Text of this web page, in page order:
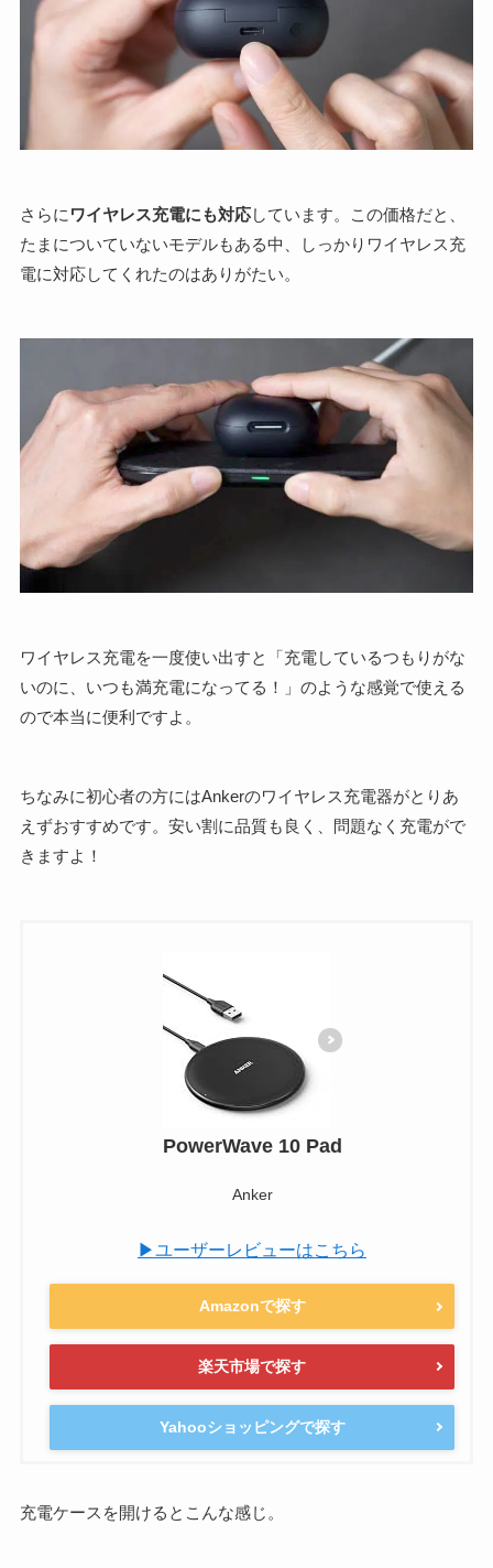
さらに ワイヤレス充電にも対応しています。この価格だと、
たまについていないモデルもある中、しっかりワイヤレス充
電に対応してくれたのはありがたい。
ワイヤレス充電を一度使い出すと「充電しているつもりがな
いのに、いつも満充電になってる！」のような感覚で使える
ので本当に便利ですよ。
ちなみに初心者の方にはAnkerのワイヤレス充電器がとりあ
えずおすすめです。安い割に品質も良く、問題なく充電がで
きますよ！
PowerWave 10 Pad
Anker
▶ユーザーレビューはこちら
Amazonで探す
楽天市場で探す
Yahooショッピングで探す
充電ケースを開けるとこんな感じ。